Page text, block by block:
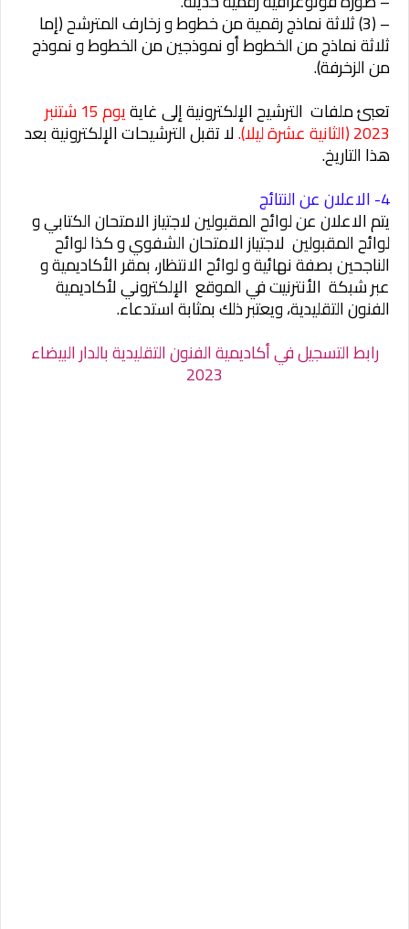
– (3) ثلاثة نماذج رقمية من خطوط و زخارف المترشح (إما
ثلاثة نماذج من الخطوط أو نموذجين من الخطوط و نموذج
من الزخرفة).
تعبئ ملفات الترشيح الإلكترونية إلى غاية
يوم 15 شتنبر
2023 (الثانية عشرة ليلا). لا تقبل الترشيحات الإلكترونية بعد
هذا التاريخ.
4- الاعلان عن النتائج
يتم الاعلان عن لوائح المقبولين لاجتياز الامتحان الكتابي و
لوائح المقبولين لاجتياز الامتحان الشفوي و كذا لوائح
الناجحين بصفة نهائية و لوائح الانتظار، بمقر الأكاديمية و
عبر شبكة الأنترنيت في الموقع الإلكتروني لأكاديمية
الفنون التقليدية، ويعتبر ذلك بمثابة استدعاء.
رابط التسجيل في أكاديمية الفنون التقليدية بالدار البيضاء
2023